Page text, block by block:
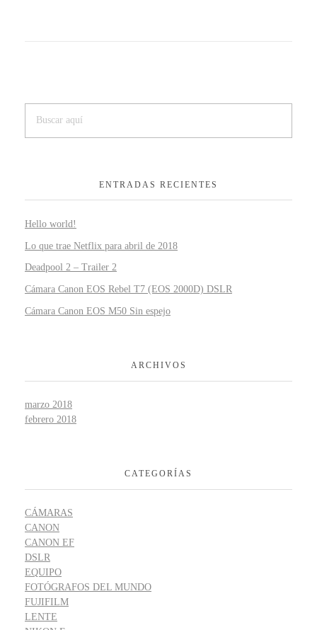
ENTRADAS RECIENTES
Hello world!
Lo que trae Netflix para abril de 2018
Deadpool 2 – Trailer 2
Cámara Canon EOS Rebel T7 (EOS 2000D) DSLR
Cámara Canon EOS M50 Sin espejo
ARCHIVOS
marzo 2018
febrero 2018
CATEGORÍAS
CÁMARAS
CANON
CANON EF
DSLR
EQUIPO
FOTÓGRAFOS DEL MUNDO
FUJIFILM
LENTE